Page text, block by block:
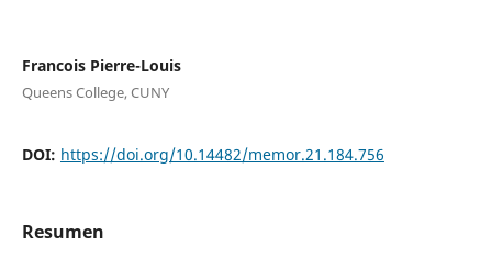
Francois Pierre-Louis
Queens College, CUNY
DOI: https://doi.org/10.14482/memor.21.184.756
Resumen